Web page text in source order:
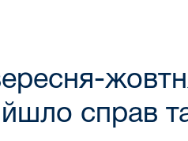
справ